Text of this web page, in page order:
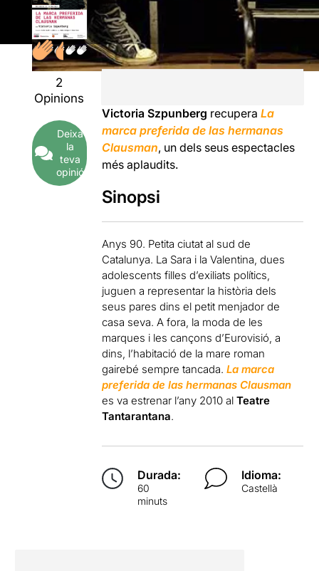
2
Opinions
Deixa
la
teva
opinió
Victoria Szpunberg recuperaLa
marca preferida de las hermanas
Clausman, un dels seus espectacles
més aplaudits.
Sinopsi
Anys 90. Petita ciutat al sud de
Catalunya. La Sara i la Valentina, dues
adolescents filles d’exiliats polítics,
juguen a representar la història dels
seus pares dins el petit menjador de
casa seva. A fora, la moda de les
marques i les cançons d’Eurovisió, a
dins, l’habitació de la mare roman
gairebé sempre tancada.La marca
preferida de las hermanas Clausman
es va estrenar l’any 2010 alTeatre
Tantarantana.
Durada:
60
minuts
Idioma:
Castellà